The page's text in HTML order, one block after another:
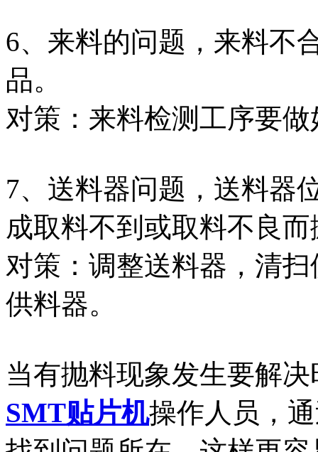
6、来料的问题，来料不
品。
对策：来料检测工序要
7、送料器问题，送料器
成取料不到或取料不良
对策：调整送料器，清
供料器。
当有抛料现象发生要解
SMT贴片机操作人员，